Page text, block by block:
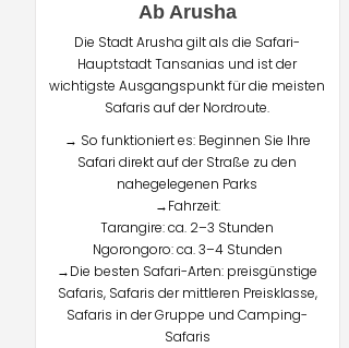
Ab Arusha
Die Stadt Arusha gilt als die Safari-
Hauptstadt Tansanias und ist der
wichtigste Ausgangspunkt für die meisten
Safaris auf der Nordroute.
→ So funktioniert es: Beginnen Sie Ihre
Safari direkt auf der Straße zu den
nahegelegenen Parks
→Fahrzeit:
Tarangire: ca. 2–3 Stunden
Ngorongoro: ca. 3–4 Stunden
→Die besten Safari-Arten: preisgünstige
Safaris, Safaris der mittleren Preisklasse,
Safaris in der Gruppe und Camping-
Safaris